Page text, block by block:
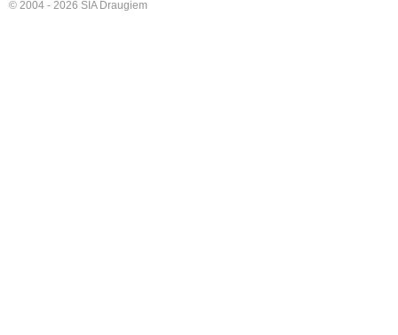
© 2004 - 2026 SIA Draugiem